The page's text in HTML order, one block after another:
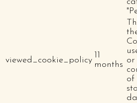
viewed_cookie_policy
11
months or
of